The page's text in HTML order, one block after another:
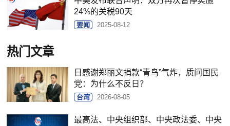
24%的关税90天
要闻 2025-08-12
热门文章
日感谢郑丽文捐款“青鸟”气炸，质问国民
党：为什么不反日？
台湾 2026-08-05
最高法、中央组织部、中央政法委、中央